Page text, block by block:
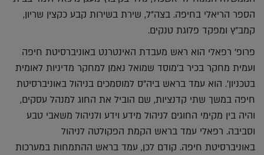
הספר הריאלי בחיפה. בצה"ל, שירת בשירות קבע כקצין שריון,
קמב"ץ ומפקד פלוגת טנקים.
פרופ' רפאלי הוא ראש מעבדת האינטרנט באוניברסיטת חיפה
ועמית מחקר בכיר ב'מוסד שמואל נאמן למחקר מדיניות לאומית
בטכניון'. הוא עמד בראש ביה"ס למוסמכים בניהול באוניברסיטת
חיפה במשך שתי קדנציות, שם הוביל את החוג למנהל עסקים,
והיה בין מקימי החוגים לניהול מידע וידע ולניהול משאבי טבע
וסביבה. רפאלי עמד בראש הקמת הפקולטה לניהול
באוניברסיטת חיפה. קודם לכן, עמד בראש ההתמחות במערכות